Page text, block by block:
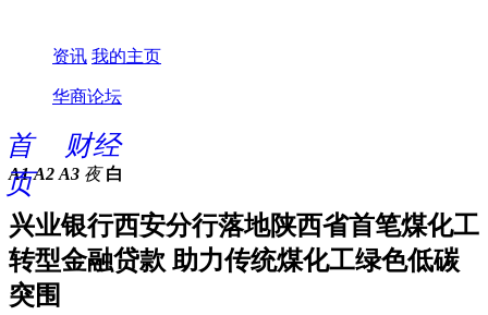
资讯 我的主页
华商论坛
首
页
财经
A1 A2 A3 夜 白
兴业银行西安分行落地陕西省首笔煤化工
转型金融贷款 助力传统煤化工绿色低碳
突围